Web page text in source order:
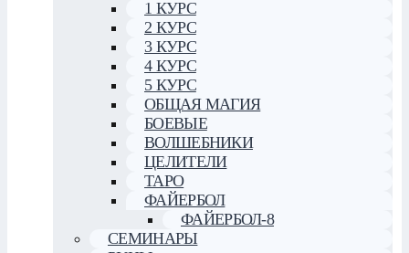
1 КУРС
2 КУРС
3 КУРС
4 КУРС
5 КУРС
ОБЩАЯ МАГИЯ
БОЕВЫЕ
ВОЛШЕБНИКИ
ЦЕЛИТЕЛИ
ТАРО
ФАЙЕРБОЛ
ФАЙЕРБОЛ-8
СЕМИНАРЫ